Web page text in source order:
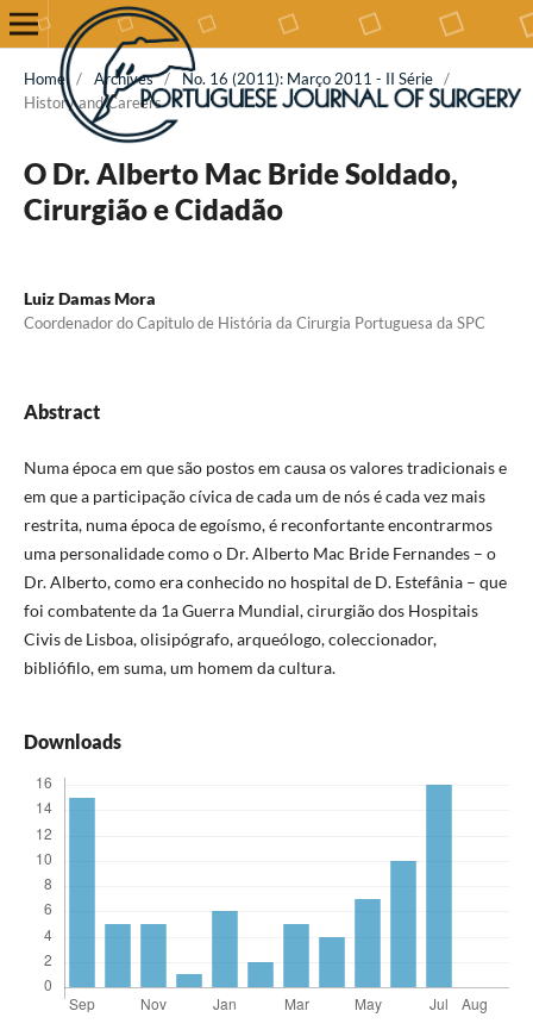
Home / Archives / No. 16 (2011): Março 2011 - II Série /
History and Careers
O Dr. Alberto Mac Bride Soldado,
Cirurgião e Cidadão
Luiz Damas Mora
Coordenador do Capitulo de História da Cirurgia Portuguesa da SPC
Abstract
Numa época em que são postos em causa os valores tradicionais e
em que a participação cívica de cada um de nós é cada vez mais
restrita, numa época de egoísmo, é reconfortante encontrarmos
uma personalidade como o Dr. Alberto Mac Bride Fernandes – o
Dr. Alberto, como era conhecido no hospital de D. Estefânia – que
foi combatente da 1a Guerra Mundial, cirurgião dos Hospitais
Civis de Lisboa, olisipógrafo, arqueólogo, coleccionador,
bibliófilo, em suma, um homem da cultura.
Downloads